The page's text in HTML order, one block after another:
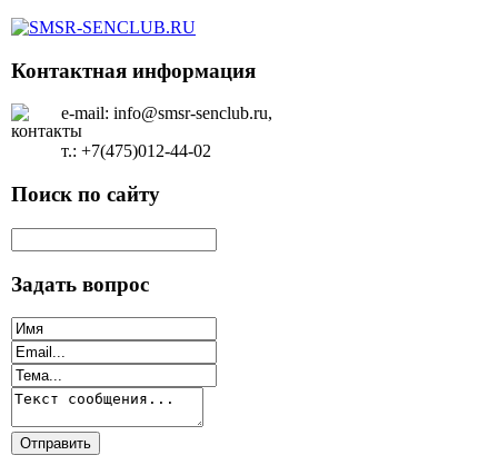
Контактная информация
e-mail: info@smsr-senclub.ru,
т.: +7(475)012-44-02
Поиск по сайту
Задать вопрос